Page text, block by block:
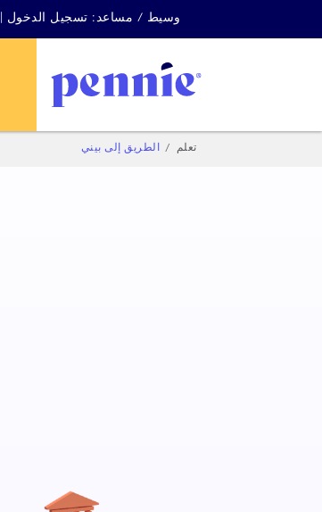
وسيط / مساعد: تسجيل الدخول | 1-844-844-4440
تعلم الطريق إلى بيني